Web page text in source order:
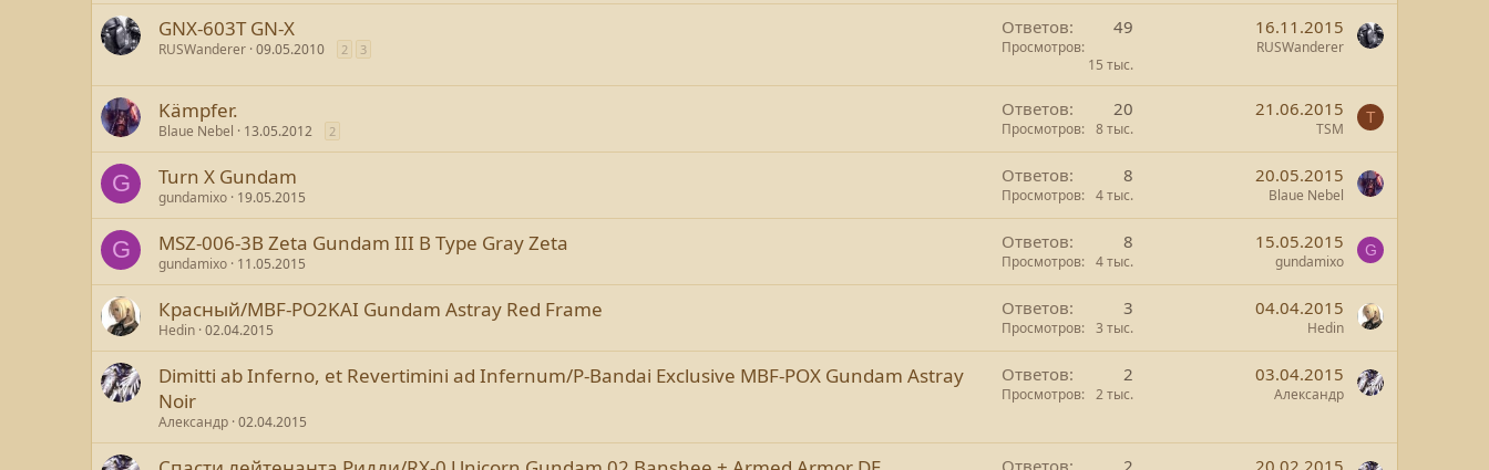
GNX-603T GN-X
RUSWanderer 09.05.2010 2 3
Ответов 49
Просмотров
15 тыс.
16.11.2015
RUSWanderer
Kämpfer.
Blaue Nebel 13.05.2012 2
Ответов 20
Просмотров 8 тыс.
21.06.2015
TSM
T
G Turn X Gundam
gundamixo 19.05.2015
Ответов 8
Просмотров 4 тыс.
20.05.2015
Blaue Nebel
G MSZ-006-3B Zeta Gundam III B Type Gray Zeta
gundamixo 11.05.2015
Ответов 8
Просмотров 4 тыс.
15.05.2015
gundamixo
G
Красный/MBF-PO2KAI Gundam Astray Red Frame
Hedin 02.04.2015
Ответов 3
Просмотров 3 тыс.
04.04.2015
Hedin
Dimitti ab Inferno, et Revertimini ad Infernum/P-Bandai Exclusive MBF-POX Gundam Astray
Noir
Александр 02.04.2015
Ответов 2
Просмотров 2 тыс.
03.04.2015
Александр
Ответов 2 20.02.2015